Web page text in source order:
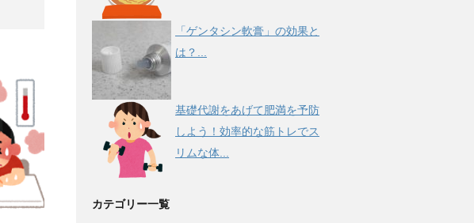
「ゲンタシン軟膏」の効果と
は？...
基礎代謝をあげて肥満を予防
しよう！効率的な筋トレでス
リムな体...
カテゴリー一覧